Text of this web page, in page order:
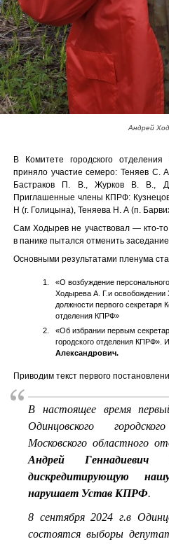
Андрей
В Комитете городского
приняло участие семеро: Теняев С.
Бастраков П. В., Журков В. В.,
Приглашенные члены КПРФ: Кузнецов
Н (г. Голицына), Теняева Н. А (п.
Сам Ходырев не участвовал — кто-
в панике пытался отменить заседание.
Основными результатами пленума
«О возбуждение
Ходырева А. Г.и
должности первого секретаря
отделения КПРФ»
«Об избрании первым
городского отделения КПРФ».
Александрович.
Приводим текст первого
В настоящее время
Одинцовского
Московского областного
Андрей Геннадиевич
дискредитирующую
нарушает Устав КПРФ.
8 сентября 2024 г.в
состоятся выборы